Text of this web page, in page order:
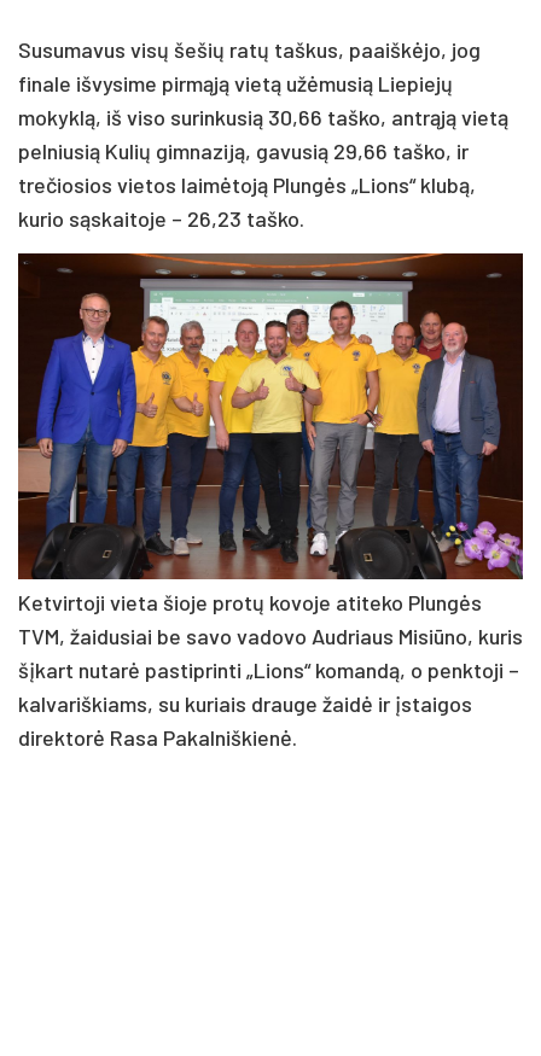
Susumavus visų šešių ratų taškus, paaiškėjo, jog
finale išvysime pirmąją vietą užėmusią Liepiejų
mokyklą, iš viso surinkusią 30,66 taško, antrąją vietą
pelniusią Kulių gimnaziją, gavusią 29,66 taško, ir
trečiosios vietos laimėtoją Plungės „Lions“ klubą,
kurio sąskaitoje – 26,23 taško.
Ketvirtoji vieta šioje protų kovoje atiteko Plungės
TVM, žaidusiai be savo vadovo Audriaus Misiūno, kuris
šįkart nutarė pastiprinti „Lions“ komandą, o penktoji –
kalvariškiams, su kuriais drauge žaidė ir įstaigos
direktorė Rasa Pakalniškienė.